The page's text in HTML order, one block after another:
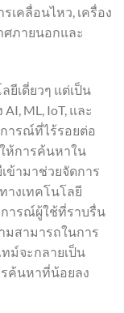
เคลื่อนไหว, เครื่อง
ภายนอกและ
ยีเดี่ยวๆ แต่เป็น
ML, IoT, และ
การณ์ที่ไร้รอยต่อ
ห้การค้นหาใน
ข้ามาช่วยจัดการ
างเทคโนโลยี
ารณ์ผู้ใช้ที่ราบรื่น
มสามารถในการ
ม์จะกลายเป็น
ค้นหาที่น้อยลง